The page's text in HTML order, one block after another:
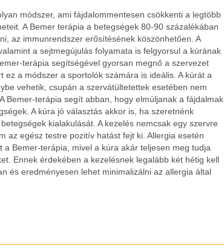
módszer, ami fájdalommentesen csökkenti a legtöbb
A Bemer terápia a betegségek 80-90 százalékában
az immunrendszer erősítésének köszönhetően. A
a sejtmegújulás folyamata is felgyorsul a kúrának
terápia segítségével gyorsan megnő a szervezet
ez a módszer a sportolók számára is ideális. A kúrát a
vehetik, csupán a szervátültetettek esetében nem
A Bemer-terápia segít abban, hogy elmúljanak a fájdalmak
A kúra jó választás akkor is, ha szeretnénk
kialakulását. A kezelés nemcsak egy szervre
az egész testre pozitív hatást fejt ki. Allergia esetén
a Bemer-terápia, mivel a kúra akár teljesen meg tudja
Ennek érdekében a kezelésnek legalább két hétig kell
és eredményesen lehet minimalizálni az allergia által